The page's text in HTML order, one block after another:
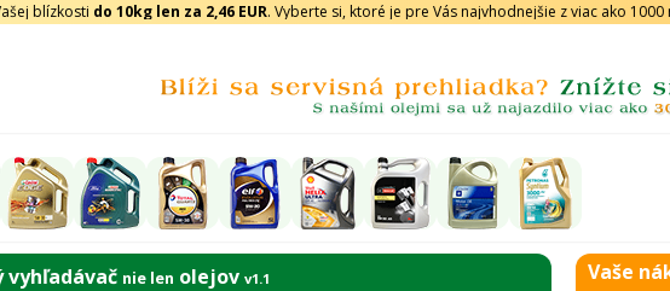
blízkosti do 10kg len za 2,46 EUR. Vyberte si, ktoré je pre Vás najvhodnejšie z viac ako 1000
nie len olejov v1.1 Vaše